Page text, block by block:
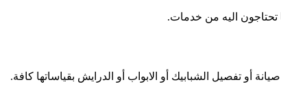
تحتاجون اليه من خدمات.
أو تفصيل الشبابيك أو الابواب أو الدرايش بقياساتها كافة.